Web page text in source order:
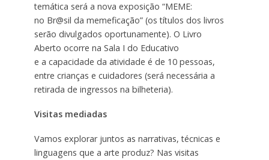
temática será a nova exposição “MEME:
no Br@sil da memeficação” (os títulos dos livros
serão divulgados oportunamente). O Livro
Aberto ocorre na Sala I do Educativo
e a capacidade da atividade é de 10 pessoas,
entre crianças e cuidadores (será necessária a
retirada de ingressos na bilheteria).
Visitas mediadas
Vamos explorar juntos as narrativas, técnicas e
linguagens que a arte produz? Nas visitas